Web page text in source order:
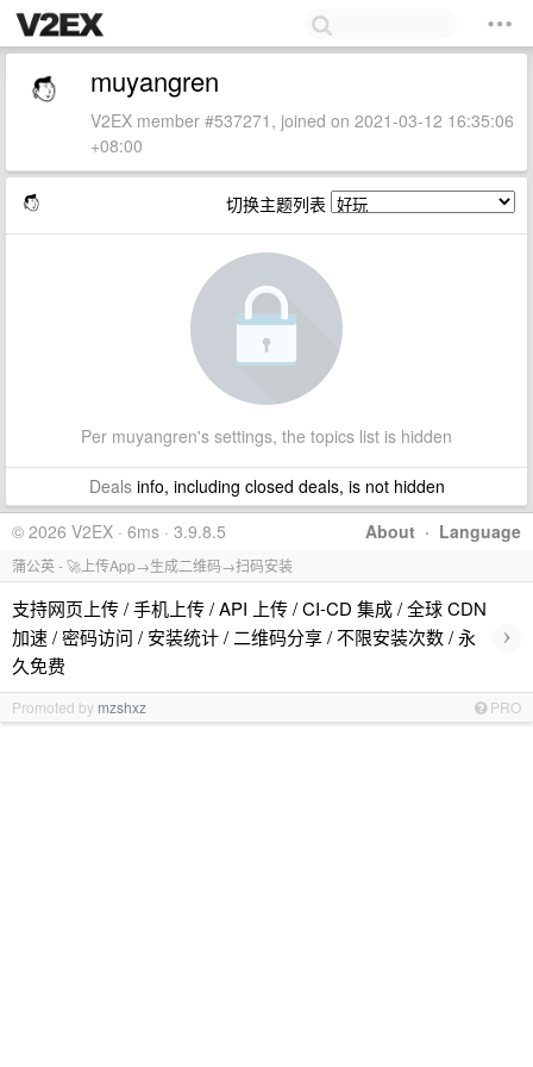
muyangren
V2EX member #537271, joined on 2021-03-12 16:35:06
+08:00
切换主题列表
Per muyangren's settings, the topics list is hidden
Dealsinfo, including closed deals, is not hidden
About · Language
© 2026 V2EX · 6ms · 3.9.8.5
蒲公英 - 🚀上传App→生成二维码→扫码安装
支持网页上传 / 手机上传 / API 上传 / CI-CD 集成 / 全球 CDN
加速 / 密码访问 / 安装统计 / 二维码分享 / 不限安装次数 / 永
久免费
›
Promoted by mzshxz PRO